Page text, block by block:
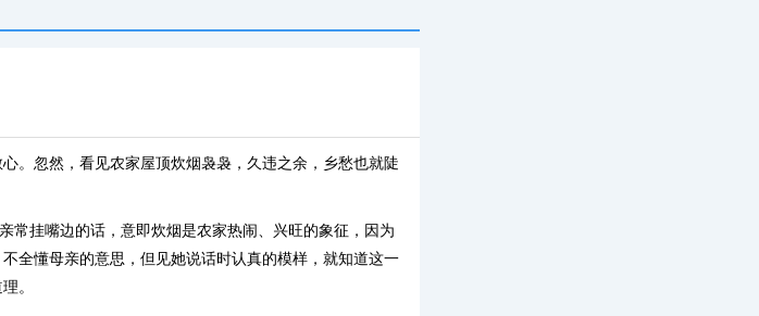
。忽然，看见农家屋顶炊烟袅袅，久违之余，乡愁也就陡
常挂嘴边的话，意即炊烟是农家热闹、兴旺的象征，因为
全懂母亲的意思，但见她说话时认真的模样，就知道这一
。